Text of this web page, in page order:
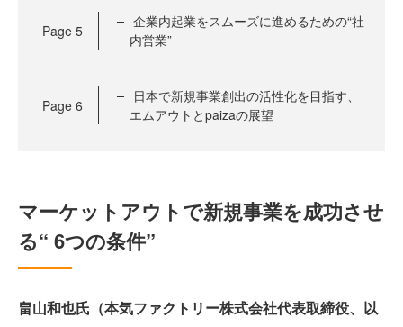
Page 5
企業内起業をスムーズに進めるための“社
内営業”
Page 6
日本で新規事業創出の活性化を目指す、
エムアウトとpaizaの展望
マーケットアウトで新規事業を成功させ
る“ 6つの条件”
畠山和也氏（本気ファクトリー株式会社代表取締役、以